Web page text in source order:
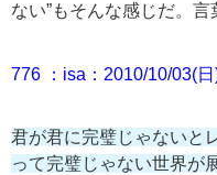
ない”もそんな感じだ。
776 ：isa：2010/10/03(
君が君に完璧じゃないと
って完璧じゃない世界が